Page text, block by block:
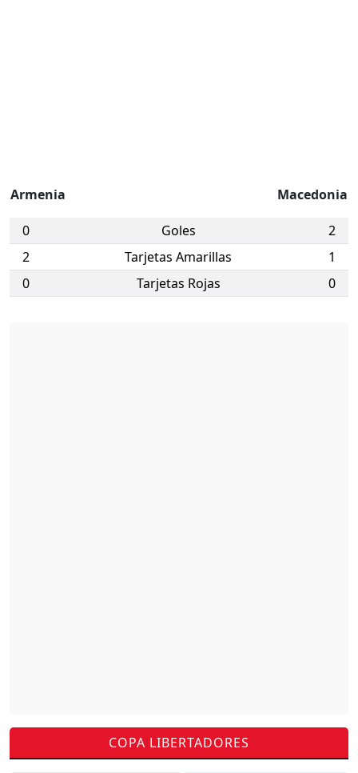
Armenia Macedonia
0 Goles
2
2
Tarjetas Amarillas
1
0
Tarjetas Rojas 0
COPA LIBERTADORES